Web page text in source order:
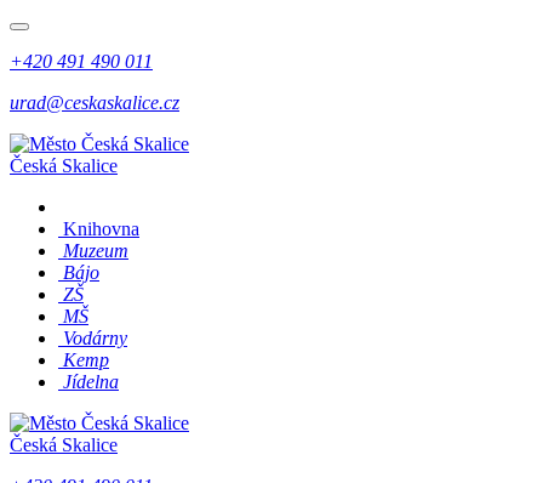
+420 491 490 011
urad@ceskaskalice.cz
Česká Skalice
Knihovna
Muzeum
Bájo
ZŠ
MŠ
Vodárny
Kemp
Jídelna
Česká Skalice